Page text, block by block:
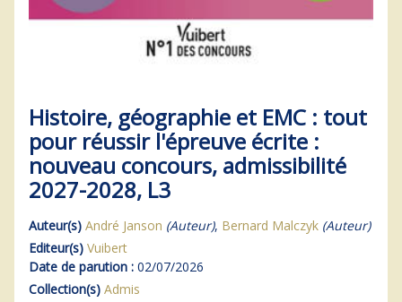
Histoire, géographie et EMC : tout
pour réussir l'épreuve écrite :
nouveau concours, admissibilité
2027-2028, L3
Auteur(s) André Janson (Auteur), Bernard Malczyk (Auteur)
Editeur(s) Vuibert
Date de parution : 02/07/2026
Collection(s) Admis